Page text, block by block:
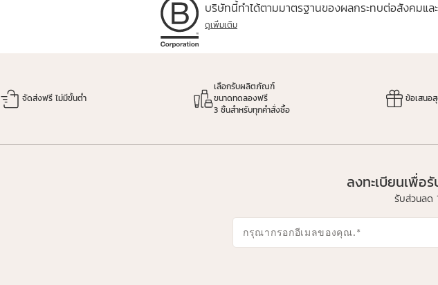
บริษัทนี้ทำได้ตามมาตรฐานของผลกระทบต่อสังคมแล
ดูเพิ่มเติม
จัดส่งฟรี ไม่มีขั้นต่ำ
เลือกรับผลิตภัณฑ์
ขนาดทดลองฟรี
3 ชิ้นสำหรับทุกคำสั่งซื้อ
ข้อเสนอ
ลงทะเบียนเพื่อ
รับส่วนลด
กรุณากรอกอีเมลของคุณ.*